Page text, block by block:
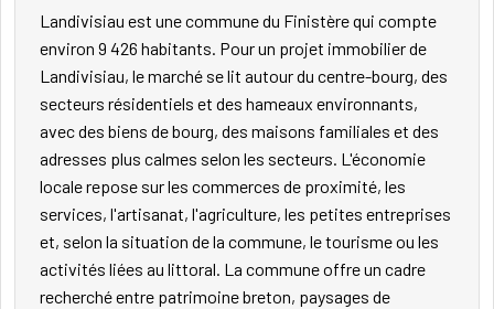
Landivisiau est une commune du Finistère qui compte
environ 9 426 habitants. Pour un projet immobilier de
Landivisiau, le marché se lit autour du centre-bourg, des
secteurs résidentiels et des hameaux environnants,
avec des biens de bourg, des maisons familiales et des
adresses plus calmes selon les secteurs. L'économie
locale repose sur les commerces de proximité, les
services, l'artisanat, l'agriculture, les petites entreprises
et, selon la situation de la commune, le tourisme ou les
activités liées au littoral. La commune offre un cadre
recherché entre patrimoine breton, paysages de